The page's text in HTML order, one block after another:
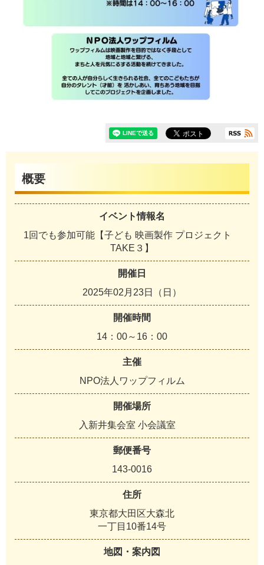
概要
イベント情報名
1回でも参加可能【子ども 映画製作 プロジェクト
TAKE３】
開催日
2025年02月23日（日）
開催時間
14：00～16：00
主催
NPO法人ワップフィルム
開催場所
入新井集会室 小会議室
郵便番号
143-0016
住所
東京都大田区大森北
一丁目10番14号
地図・案内図